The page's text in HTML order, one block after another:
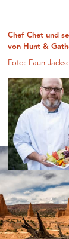
Chef Chet und
von Hunt &
Foto: Faun